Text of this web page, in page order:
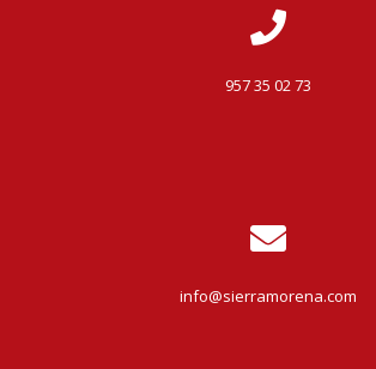
957 35 02 73
info@sierramorena.com